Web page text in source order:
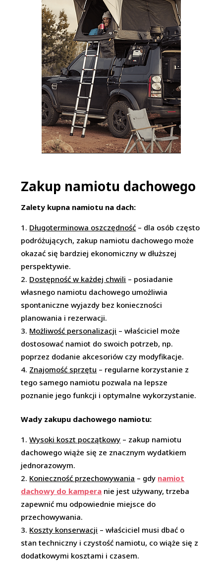
Zakup namiotu dachowego
Zalety kupna namiotu na dach:
Długoterminowa oszczędność – dla osób często
podróżujących, zakup namiotu dachowego może
okazać się bardziej ekonomiczny w dłuższej
perspektywie.
Dostępność w każdej chwili – posiadanie
własnego namiotu dachowego umożliwia
spontaniczne wyjazdy bez konieczności
planowania i rezerwacji.
Możliwość personalizacji – właściciel może
dostosować namiot do swoich potrzeb, np.
poprzez dodanie akcesoriów czy modyfikacje.
Znajomość sprzętu – regularne korzystanie z
tego samego namiotu pozwala na lepsze
poznanie jego funkcji i optymalne wykorzystanie.
Wady zakupu dachowego namiotu:
Wysoki koszt początkowy – zakup namiotu
dachowego wiąże się ze znacznym wydatkiem
jednorazowym.
Konieczność przechowywania – gdy namiot
dachowy do kampera nie jest używany, trzeba
zapewnić mu odpowiednie miejsce do
przechowywania.
Koszty konserwacji – właściciel musi dbać o
stan techniczny i czystość namiotu, co wiąże się z
dodatkowymi kosztami i czasem.